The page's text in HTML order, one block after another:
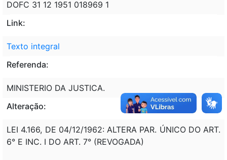
DOFC 31 12 1951 018969 1
Link:
Texto integral
Referenda:
MINISTERIO DA JUSTICA.
Alteração:
LEI 4.166, DE 04/12/1962: ALTERA PAR. ÚNICO DO ART.
6° E INC. I DO ART. 7° (REVOGADA)